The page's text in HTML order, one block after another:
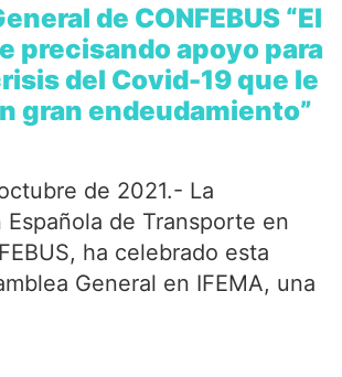
de CONFEBUS “El
precisando apoyo para
del Covid-19 que le
gran endeudamiento”
de 2021.- La
de Transporte en
ha celebrado esta
General en IFEMA, una